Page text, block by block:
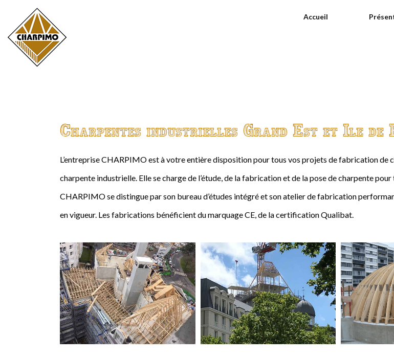
Accueil
Charpentes industrielles Grand Est et Ile de
L’entreprise CHARPIMO est à votre entière disposition pour tous vos projets de fabrication
charpente industrielle. Elle se charge de l’étude, de la fabrication et de la pose de charpente
CHARPIMO se distingue par son bureau d’études intégré et son atelier de fabrication
en vigueur. Les fabrications bénéficient du marquage CE, de la certification Qualibat.